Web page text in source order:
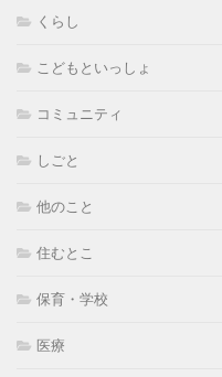
くらし
こどもといっしょ
コミュニティ
しごと
他のこと
住むとこ
保育・学校
医療